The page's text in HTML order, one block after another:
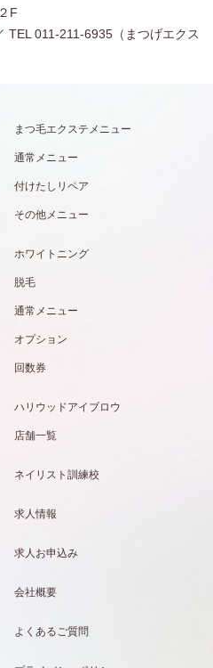
F
TEL 011-211-6935（まつげエクス
まつ毛エクステメニュー
通常メニュー
付けたしリペア
その他メニュー
ホワイトニング
脱毛
通常メニュー
オプション
回数券
ハリウッドアイブロウ
店舗一覧
ネイリスト訓練校
求人情報
求人お申込み
会社概要
よくあるご質問